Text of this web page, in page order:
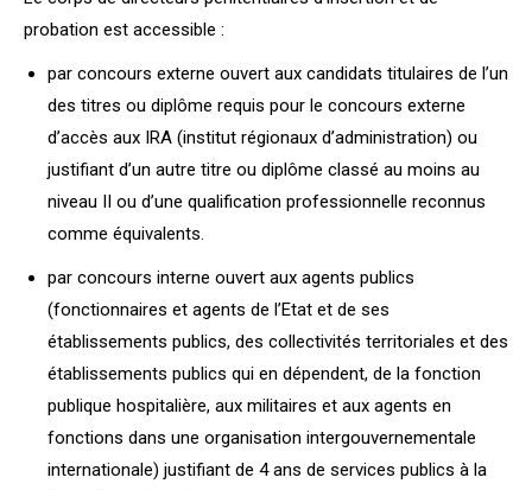
probation est accessible :
par concours externe ouvert aux candidats titulaires de l’un
des titres ou diplôme requis pour le concours externe
d’accès aux IRA (institut régionaux d’administration) ou
justifiant d’un autre titre ou diplôme classé au moins au
niveau II ou d’une qualification professionnelle reconnus
comme équivalents.
par concours interne ouvert aux agents publics
(fonctionnaires et agents de l’Etat et de ses
établissements publics, des collectivités territoriales et des
établissements publics qui en dépendent, de la fonction
publique hospitalière, aux militaires et aux agents en
fonctions dans une organisation intergouvernementale
internationale) justifiant de 4 ans de services publics à la